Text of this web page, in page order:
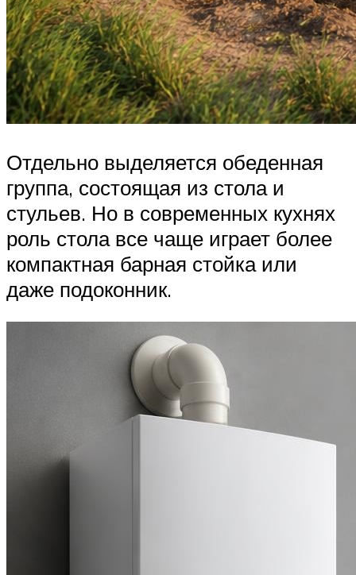
Отдельно выделяется обеденная
группа, состоящая из стола и
стульев. Но в современных кухнях
роль стола все чаще играет более
компактная барная стойка или
даже подоконник.